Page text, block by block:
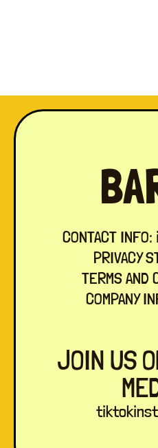
CONTACT
PRIVACY
TERMS AND
COMPANY
JOIN US
tiktok
CONTACT
PRIVACY
TERMS AND
COMPANY
JOIN US
tiktok